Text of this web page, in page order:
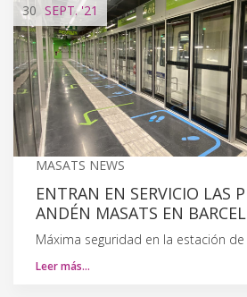
30 SEPT.'21
MASATS NEWS
ENTRAN EN SERVICIO LAS
ANDÉN MASATS EN
Máxima seguridad en la estación
Leer más…